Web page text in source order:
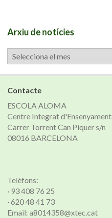
Arxiu de notícies
Arxiu
de
notícies
Contacte
ESCOLA ALOMA
Centre Integrat d'Ensenyament
Carrer Torrent Can Piquer s/n
08016 BARCELONA
Telèfons:
· 93 408 76 25
· 620 48 41 73
Email: a8014358@xtec.cat